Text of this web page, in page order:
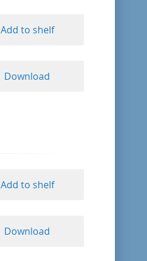
title ascending
publication date descending
10
Add to shelf
Download
Add to shelf
Download